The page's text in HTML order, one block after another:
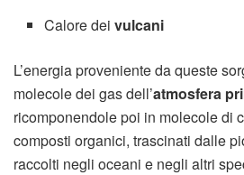
Calore deivulcani
L’energia proveniente da queste
molecole dei gas dell’atmosfera
ricomponendole poi in molecole di
composti organici, trascinati dalle
raccolti negli oceani e negli altri